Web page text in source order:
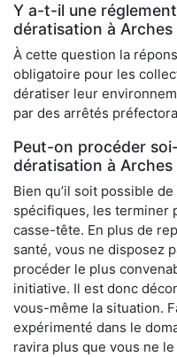
Y a-t-il une
dératisation à Arches
À cette question la
obligatoire pour les
dératiser leur
par des arrêtés
Peut-on procéder
dératisation à Arches
Bien qu’il soit possible
spécifiques, les terminer
casse-tête. En plus de
santé, vous ne disposez
procéder le plus
initiative. Il est donc
vous-même la situation.
expérimenté dans le
ravira plus que vous ne